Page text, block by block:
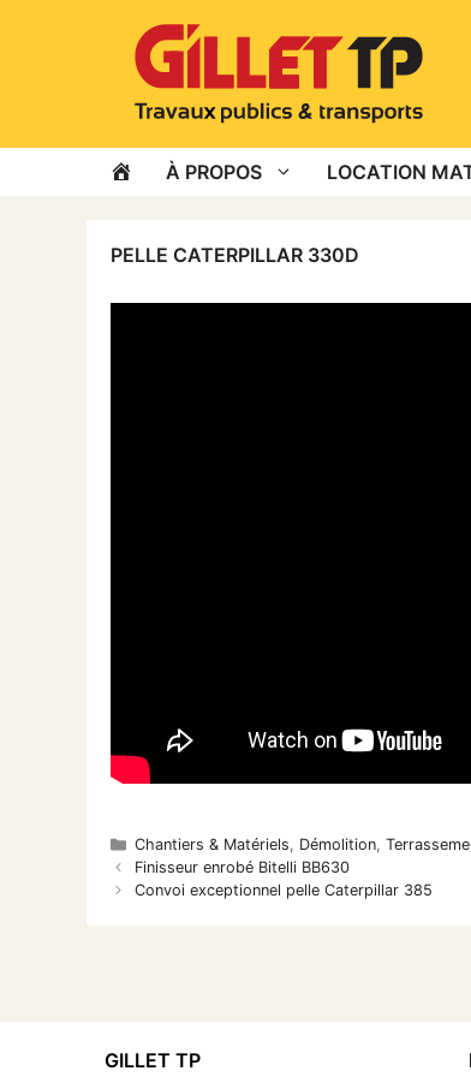
ACCUEIL
À PROPOS LOCATION
PELLE CATERPILLAR 330D
Catégories
Chantiers & Matériels, Démolition,
Finisseur enrobé Bitelli BB630
Convoi exceptionnel pelle Caterpillar 385
GILLET TP